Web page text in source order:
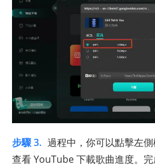
步驟 3. 過程中，你可以點擊左
查看 YouTube 下載歌曲進度。